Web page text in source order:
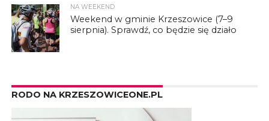
NA WEEKEND
Weekend w gminie Krzeszowice (7–9
sierpnia). Sprawdź, co będzie się działo
RODO NA KRZESZOWICEONE.PL